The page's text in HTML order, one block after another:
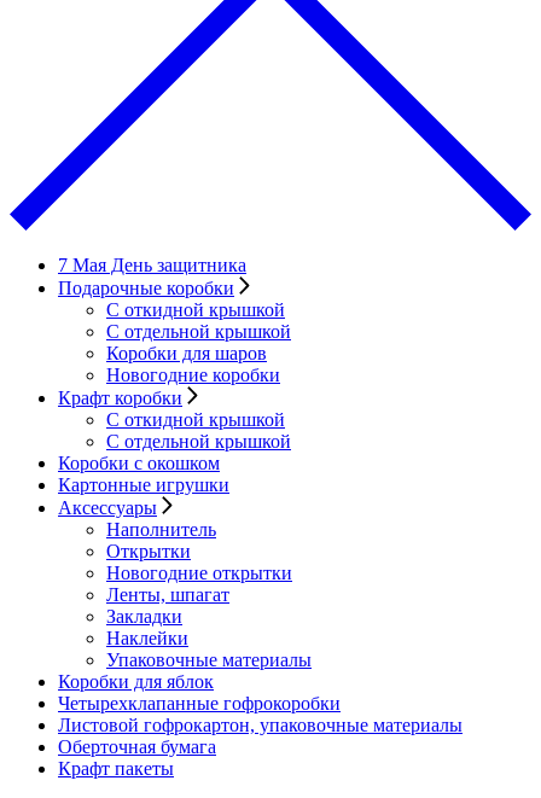
7 Мая День защитника
Подарочные коробки
С откидной крышкой
С отдельной крышкой
Коробки для шаров
Новогодние коробки
Крафт коробки
С откидной крышкой
С отдельной крышкой
Коробки с окошком
Картонные игрушки
Аксессуары
Наполнитель
Открытки
Новогодние открытки
Ленты, шпагат
Закладки
Наклейки
Упаковочные материалы
Коробки для яблок
Четырехклапанные гофрокоробки
Листовой гофрокартон, упаковочные материалы
Оберточная бумага
Крафт пакеты